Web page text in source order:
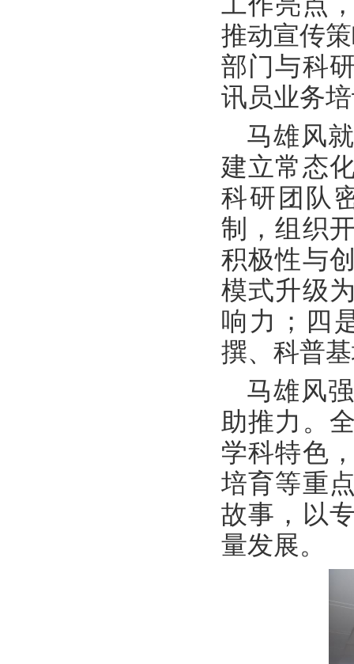
推动宣传
部门与科
讯员业务
马雄风
建立常态
科研团队
制，组织
积极性与
模式升级
响力；四
撰、科普
马雄风
助推力。
学科特色
培育等重
故事，以
量发展。